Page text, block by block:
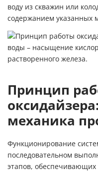
воду из скважин или
содержанием указанных
Принцип
механика
Функционирование
последовательном
этапов,